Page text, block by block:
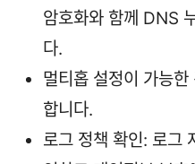
암호화와 함께 DNS
다.
멀티홉 설정이 가능
합니다.
로그 정책 확인: 로그